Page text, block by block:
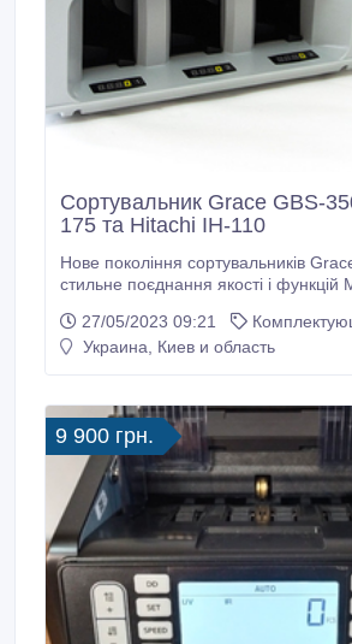
Сортувальник Grace GBS-
175 та Hitachi IH-110
Нове покоління сортувальників
стильне поєднання якості і функцій
підробок Величезна надійність
роботі 24/7 мінімум 10 років.
27/05/2023 09:21
Украина, Киев и область
9 900 грн.